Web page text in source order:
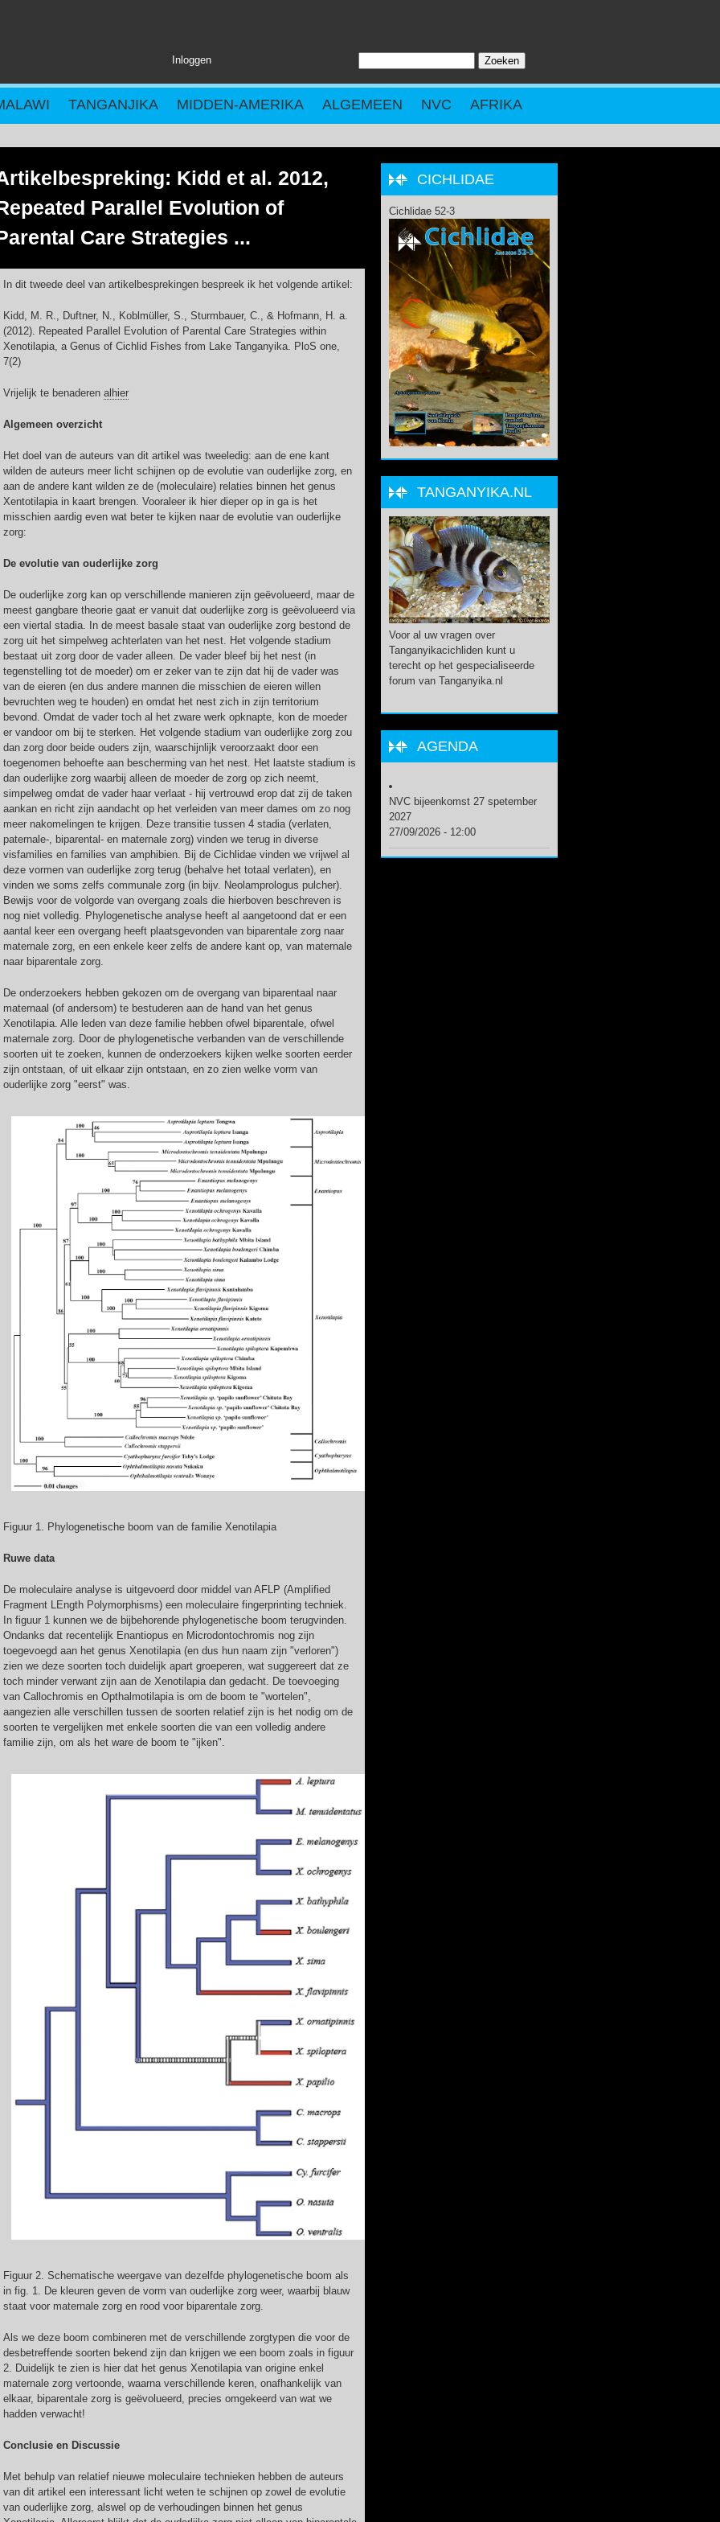
Inloggen
ZOEKVELD
TANGANJIKA MIDDEN-AMERIKA ALGEMEEN NVC AFRIKA
Kidd et al. 2012,
Parallel Evolution of
Care Strategies ...
In dit tweede deel van artikelbesprekingen bespreek ik het volgende artikel:
Kidd, M. R., Duftner, N., Koblmüller, S., Sturmbauer, C., & Hofmann, H. a.
(2012). Repeated Parallel Evolution of Parental Care Strategies within
Xenotilapia, a Genus of Cichlid Fishes from Lake Tanganyika. PloS one,
7(2)
Vrijelijk te benaderen alhier
Algemeen overzicht
Het doel van de auteurs van dit artikel was tweeledig: aan de ene kant
wilden de auteurs meer licht schijnen op de evolutie van ouderlijke zorg, en
aan de andere kant wilden ze de (moleculaire) relaties binnen het genus
Xentotilapia in kaart brengen. Vooraleer ik hier dieper op in ga is het
misschien aardig even wat beter te kijken naar de evolutie van ouderlijke
zorg:
De evolutie van ouderlijke zorg
De ouderlijke zorg kan op verschillende manieren zijn geëvolueerd, maar de
meest gangbare theorie gaat er vanuit dat ouderlijke zorg is geëvolueerd via
een viertal stadia. In de meest basale staat van ouderlijke zorg bestond de
zorg uit het simpelweg achterlaten van het nest. Het volgende stadium
bestaat uit zorg door de vader alleen. De vader bleef bij het nest (in
tegenstelling tot de moeder) om er zeker van te zijn dat hij de vader was
van de eieren (en dus andere mannen die misschien de eieren willen
bevruchten weg te houden) en omdat het nest zich in zijn territorium
bevond. Omdat de vader toch al het zware werk opknapte, kon de moeder
er vandoor om bij te sterken. Het volgende stadium van ouderlijke zorg zou
dan zorg door beide ouders zijn, waarschijnlijk veroorzaakt door een
toegenomen behoefte aan bescherming van het nest. Het laatste stadium is
dan ouderlijke zorg waarbij alleen de moeder de zorg op zich neemt,
simpelweg omdat de vader haar verlaat - hij vertrouwd erop dat zij de taken
aankan en richt zijn aandacht op het verleiden van meer dames om zo nog
meer nakomelingen te krijgen. Deze transitie tussen 4 stadia (verlaten,
paternale-, biparental- en maternale zorg) vinden we terug in diverse
visfamilies en families van amphibien. Bij de Cichlidae vinden we vrijwel al
deze vormen van ouderlijke zorg terug (behalve het totaal verlaten), en
vinden we soms zelfs communale zorg (in bijv. Neolamprologus pulcher).
Bewijs voor de volgorde van overgang zoals die hierboven beschreven is
nog niet volledig. Phylogenetische analyse heeft al aangetoond dat er een
aantal keer een overgang heeft plaatsgevonden van biparentale zorg naar
maternale zorg, en een enkele keer zelfs de andere kant op, van maternale
naar biparentale zorg.
De onderzoekers hebben gekozen om de overgang van biparentaal naar
maternaal (of andersom) te bestuderen aan de hand van het genus
Xenotilapia. Alle leden van deze familie hebben ofwel biparentale, ofwel
maternale zorg. Door de phylogenetische verbanden van de verschillende
soorten uit te zoeken, kunnen de onderzoekers kijken welke soorten eerder
zijn ontstaan, of uit elkaar zijn ontstaan, en zo zien welke vorm van
ouderlijke zorg "eerst" was.
Figuur 1. Phylogenetische boom van de familie Xenotilapia
Ruwe data
De moleculaire analyse is uitgevoerd door middel van AFLP (Amplified
Fragment LEngth Polymorphisms) een moleculaire fingerprinting techniek.
In figuur 1 kunnen we de bijbehorende phylogenetische boom terugvinden.
Ondanks dat recentelijk Enantiopus en Microdontochromis nog zijn
toegevoegd aan het genus Xenotilapia (en dus hun naam zijn "verloren")
zien we deze soorten toch duidelijk apart groeperen, wat suggereert dat ze
toch minder verwant zijn aan de Xenotilapia dan gedacht. De toevoeging
van Callochromis en Opthalmotilapia is om de boom te "wortelen",
aangezien alle verschillen tussen de soorten relatief zijn is het nodig om de
soorten te vergelijken met enkele soorten die van een volledig andere
familie zijn, om als het ware de boom te "ijken".
Figuur 2. Schematische weergave van dezelfde phylogenetische boom als
in fig. 1. De kleuren geven de vorm van ouderlijke zorg weer, waarbij blauw
staat voor maternale zorg en rood voor biparentale zorg.
Als we deze boom combineren met de verschillende zorgtypen die voor de
desbetreffende soorten bekend zijn dan krijgen we een boom zoals in figuur
2. Duidelijk te zien is hier dat het genus Xenotilapia van origine enkel
maternale zorg vertoonde, waarna verschillende keren, onafhankelijk van
elkaar, biparentale zorg is geëvolueerd, precies omgekeerd van wat we
hadden verwacht!
Conclusie en Discussie
Met behulp van relatief nieuwe moleculaire technieken hebben de auteurs
van dit artikel een interessant licht weten te schijnen op zowel de evolutie
van ouderlijke zorg, alswel op de verhoudingen binnen het genus
CICHLIDAE
Cichlidae 52-3
TANGANYIKA.NL
Voor al uw vragen over
Tanganyikacichliden kunt u
terecht op het gespecialiseerde
forum van Tanganyika.nl
AGENDA
NVC bijeenkomst 27 spetember
2027
27/09/2026 - 12:00